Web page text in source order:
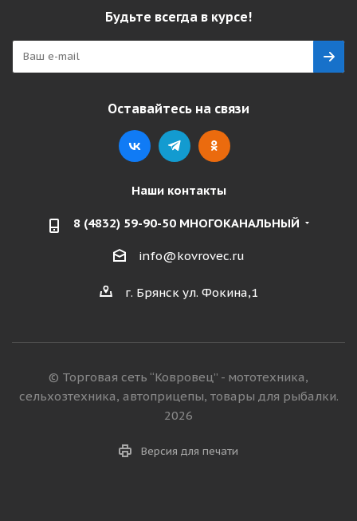
Будьте всегда в курсе!
Оставайтесь на связи
Наши контакты
8 (4832) 59-90-50 МНОГОКАНАЛЬНЫЙ
info@kovrovec.ru
г. Брянск ул. Фокина,1
© Торговая сеть “Ковровец” - мототехника,
сельхозтехника, автоприцепы, товары для рыбалки.
2026
Версия для печати